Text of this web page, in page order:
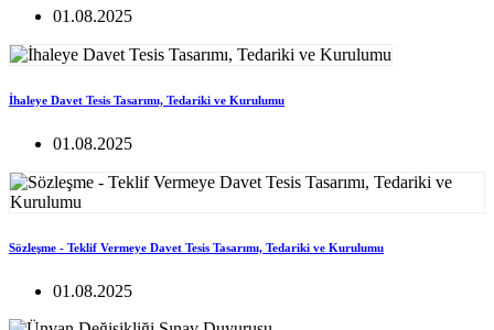
01.08.2025
İhaleye Davet Tesis Tasarımı, Tedariki ve Kurulumu
01.08.2025
Sözleşme - Teklif Vermeye Davet Tesis Tasarımı, Tedariki ve Kurulumu
01.08.2025